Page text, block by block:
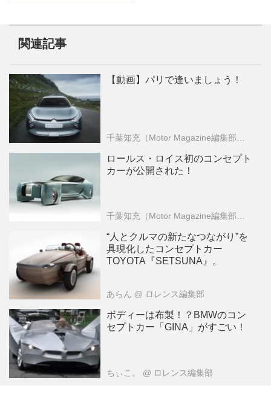
関連記事
【動画】パリで逢いましょう！
ロールス・ロイス初のコンセプト
カーが公開された！
“人とクルマの新たなつながり”を
具現化したコンセプトカー
TOYOTA『SETSUNA』。
あらん @ ロレンス編集部
ボディーは布製！？BMWのコン
セプトカー「GINA」がすごい！
ちぃこ。 @ ロレンス編集部